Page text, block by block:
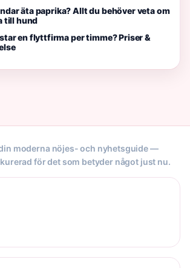
äta paprika? Allt du behöver veta om
till hund
en flyttfirma per timme? Priser &
moderna nöjes- och nyhetsguide —
för det som betyder något just nu.